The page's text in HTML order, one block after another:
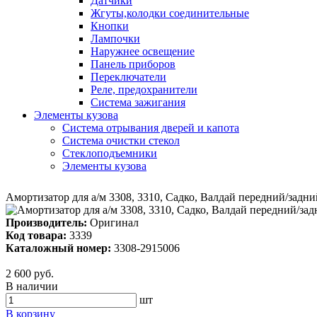
Жгуты,колодки соединительные
Кнопки
Лампочки
Наружнее освещение
Панель приборов
Переключатели
Реле, предохранители
Система зажигания
Элементы кузова
Система отрывания дверей и капота
Система очистки стекол
Стеклоподъемники
Элементы кузова
Амортизатор для а/м 3308, 3310, Садко, Валдай передний/
Производитель: Оригинал
Код товара: 3339
Каталожный номер: 3308-2915006
2 600 руб.
В наличии
шт
В корзину